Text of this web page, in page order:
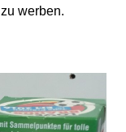
werben.